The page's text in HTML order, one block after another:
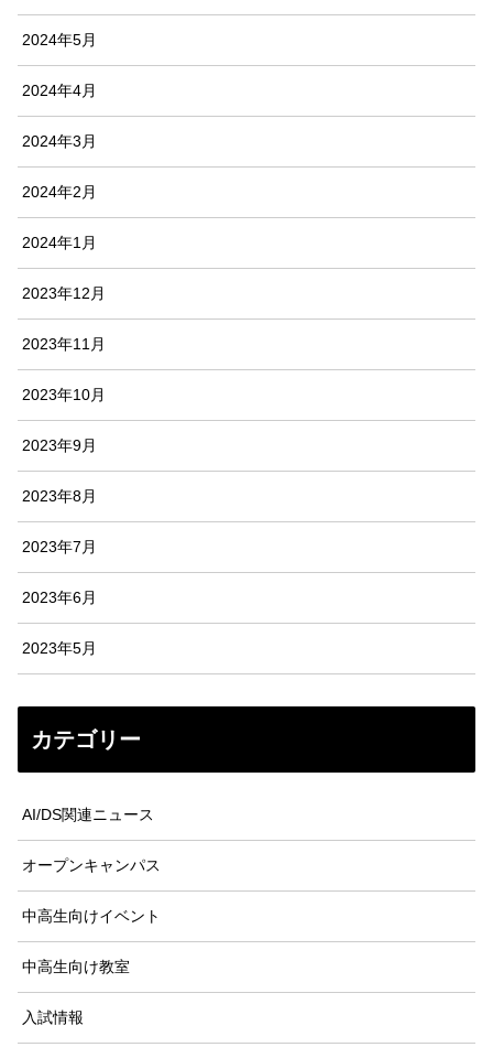
2024年5月
2024年4月
2024年3月
2024年2月
2024年1月
2023年12月
2023年11月
2023年10月
2023年9月
2023年8月
2023年7月
2023年6月
2023年5月
カテゴリー
AI/DS関連ニュース
オープンキャンパス
中高生向けイベント
中高生向け教室
入試情報